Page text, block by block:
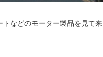
などのモーター製品を見て来